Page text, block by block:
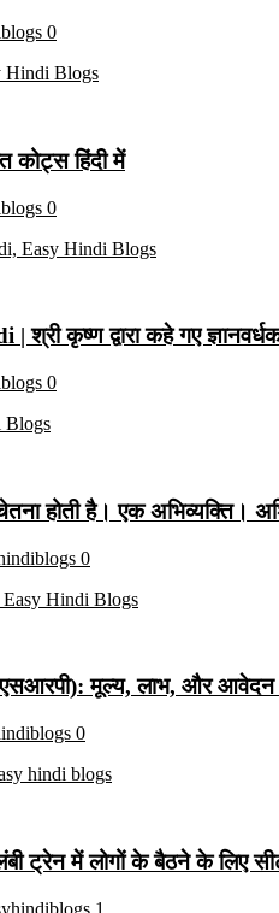
0
कोट्स हिंदी में
0
कृष्ण द्वारा कहे गए
0
होती है। एक अभिव्यक्ति।
0
मूल्य, लाभ, और
0
ट्रेन में लोगों के बैठने के लिए
1